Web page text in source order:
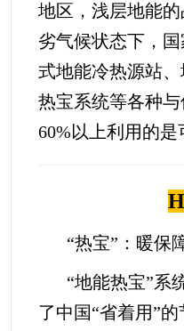
地区，浅层地能
劣气候状态下，
式地能冷热源站
热宝系统等各种
60%以上利用的
“热宝” ：暖保
“地能热宝”系
了中国“省着用”